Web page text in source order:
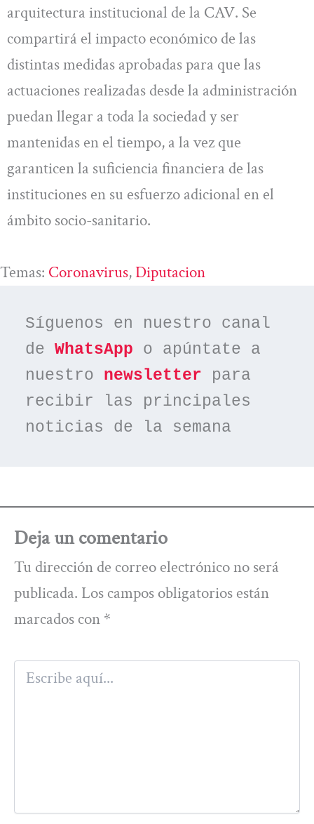
arquitectura institucional de la CAV. Se
compartirá el impacto económico de las
distintas medidas aprobadas para que las
actuaciones realizadas desde la administración
puedan llegar a toda la sociedad y ser
mantenidas en el tiempo, a la vez que
garanticen la suficiencia financiera de las
instituciones en su esfuerzo adicional en el
ámbito socio-sanitario.
Temas: Coronavirus, Diputacion
Síguenos en nuestro canal
de WhatsApp o apúntate a
nuestro newsletter para
recibir las principales
noticias de la semana
Deja un comentario
Tu dirección de correo electrónico no será
publicada. Los campos obligatorios están
marcados con *
Escribe
aquí...